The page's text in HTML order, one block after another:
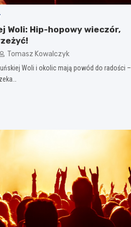
Woli: Hip-hopowy wieczór,
Tomasz Kowalczyk
Woli i okolic mają powód do radości –